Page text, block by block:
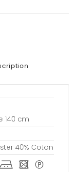
140 cm
40% Coton
j - *